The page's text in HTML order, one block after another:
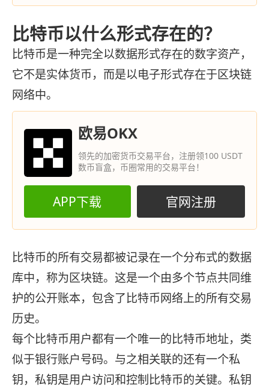
比特币以什么形式存在的？
比特币是一种完全以数据形式存在的数字资产，
它不是实体货币，而是以电子形式存在于区块链
网络中。
欧易OKX
领先的加密货币交易平台，注册领100 USDT
数币盲盒，币圈常用的交易平台！
APP下载 官网注册
比特币的所有交易都被记录在一个分布式的数据
库中，称为区块链。这是一个由多个节点共同维
护的公开账本，包含了比特币网络上的所有交易
历史。
每个比特币用户都有一个唯一的比特币地址，类
似于银行账户号码。与之相关联的还有一个私
钥，私钥是用户访问和控制比特币的关键。私钥